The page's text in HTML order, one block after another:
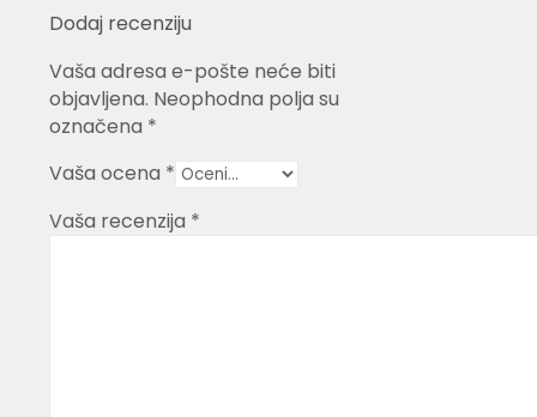
Dodaj recenziju
Vaša adresa e-pošte neće biti
objavljena. Neophodna polja su
označena *
Vaša ocena *
Vaša recenzija *